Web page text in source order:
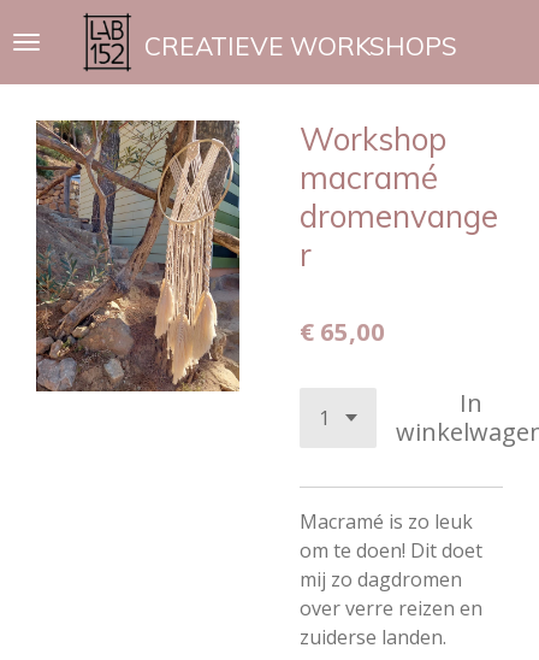
direct
naar
hoofdinhoud
CREATIEVE WORKSHOPS
Workshop
macramé
dromenvange
r
€ 65,00
In
Macramé is zo leuk
om te doen! Dit doet
mij zo dagdromen
over verre reizen en
zuiderse landen.